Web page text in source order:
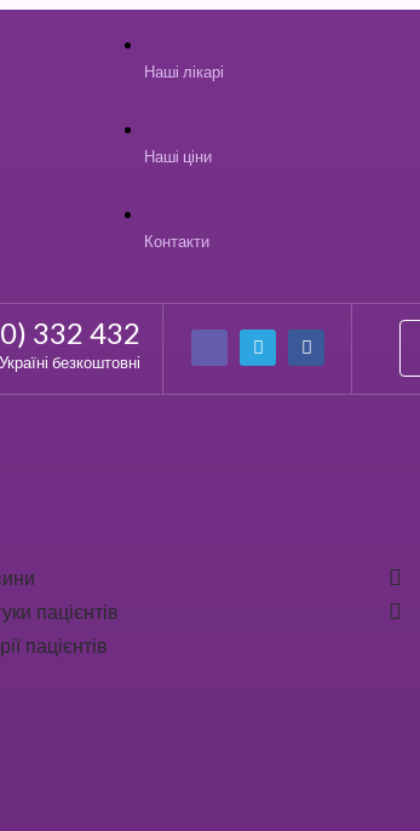
Наші лікарі
Наші ціни
Контакти
332 432
безкоштовні
пацієнтів
пацієнтів